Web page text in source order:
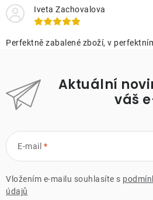
Iveta Zachovalova
Perfektně zabalené zboží, v
Aktuální
váš
E-mail
Vložením e-mailu souhlasíte s
údajů